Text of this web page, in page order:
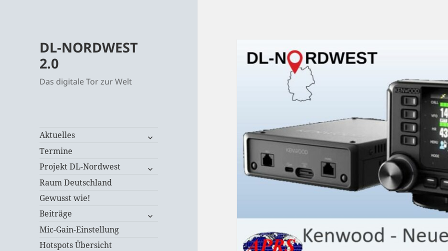
DL-NORDWEST
2.0
Das digitale Tor zur Welt
Aktuelles
untermenü
Termine
Projekt DL-Nordwest
untermenü
Raum Deutschland
Gewusst wie!
Beiträge
untermenü
Mic-Gain-Einstellung
Hotspots Übersicht